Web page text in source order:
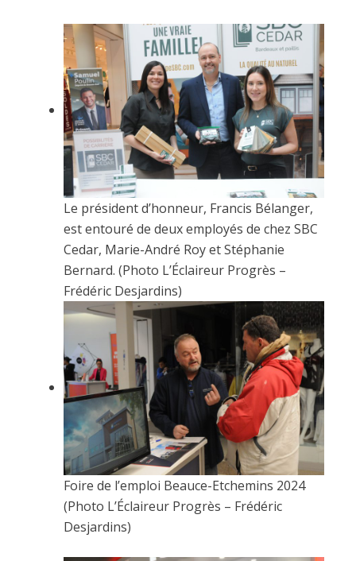
Le président d’honneur, Francis Bélanger,
est entouré de deux employés de chez SBC
Cedar, Marie-André Roy et Stéphanie
Bernard. (Photo L’Éclaireur Progrès –
Frédéric Desjardins)
Foire de l’emploi Beauce-Etchemins 2024
(Photo L’Éclaireur Progrès – Frédéric
Desjardins)